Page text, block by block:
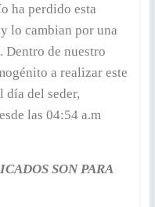
ha perdido esta
lo cambian por una
Dentro de nuestro
a realizar este
día del seder,
las 04:54 a.m
SON PARA